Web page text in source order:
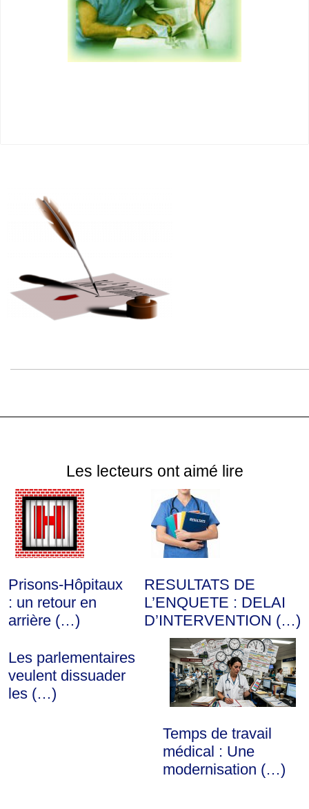
Les lecteurs ont aimé lire
Prisons-Hôpitaux
: un retour en
arrière (…)
RESULTATS DE
L’ENQUETE : DELAI
D’INTERVENTION (…)
Les parlementaires
veulent dissuader
les (…)
Temps de travail
médical : Une
modernisation (…)